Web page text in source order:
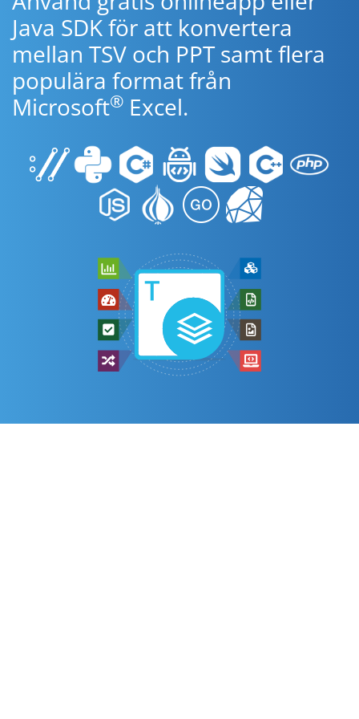
Java SDK för att konvertera
mellan TSV och PPT samt flera
populära format från
Microsoft® Excel.